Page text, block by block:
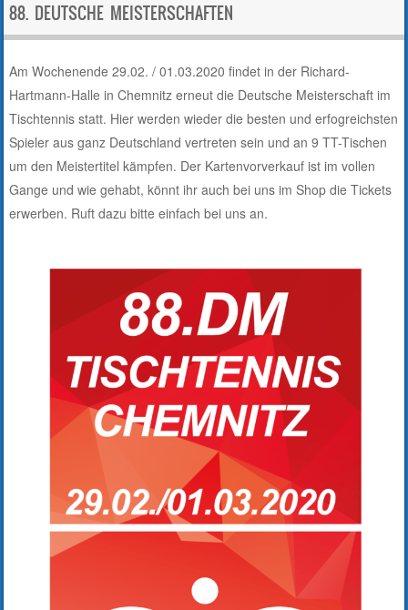
88. DEUTSCHE MEISTERSCHAFTEN
Am Wochenende 29.02. / 01.03.2020 findet in der Richard-
Hartmann-Halle in Chemnitz erneut die Deutsche Meisterschaft im
Tischtennis statt. Hier werden wieder die besten und erfogreichsten
Spieler aus ganz Deutschland vertreten sein und an 9 TT-Tischen
um den Meistertitel kämpfen. Der Kartenvorverkauf ist im vollen
Gange und wie gehabt, könnt ihr auch bei uns im Shop die Tickets
erwerben. Ruft dazu bitte einfach bei uns an.